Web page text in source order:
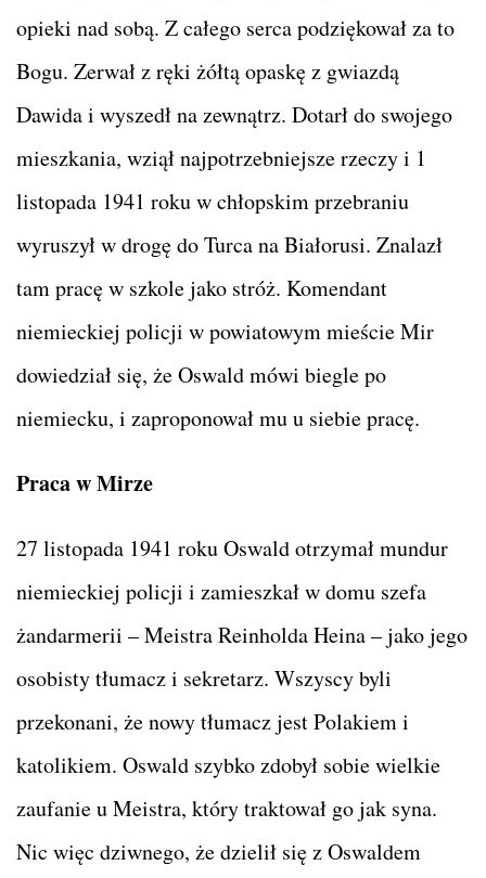
opieki nad sobą. Z całego serca podziękował za to
Bogu. Zerwał z ręki żółtą opaskę z gwiazdą
Dawida i wyszedł na zewnątrz. Dotarł do swojego
mieszkania, wziął najpotrzebniejsze rzeczy i 1
listopada 1941 roku w chłopskim przebraniu
wyruszył w drogę do Turca na Białorusi. Znalazł
tam pracę w szkole jako stróż. Komendant
niemieckiej policji w powiatowym mieście Mir
dowiedział się, że Oswald mówi biegle po
niemiecku, i zaproponował mu u siebie pracę.
Praca w Mirze
27 listopada 1941 roku Oswald otrzymał mundur
niemieckiej policji i zamieszkał w domu szefa
żandarmerii – Meistra Reinholda Heina – jako jego
osobisty tłumacz i sekretarz. Wszyscy byli
przekonani, że nowy tłumacz jest Polakiem i
katolikiem. Oswald szybko zdobył sobie wielkie
zaufanie u Meistra, który traktował go jak syna.
Nic więc dziwnego, że dzielił się z Oswaldem